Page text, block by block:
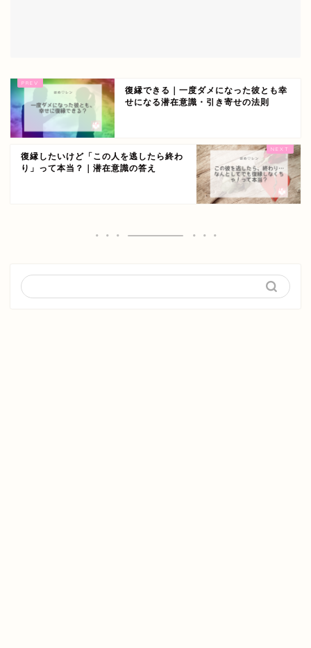
復縁できる｜一度ダメになった彼とも幸
せになる潜在意識・引き寄せの法則
復縁したいけど「この人を逃したら終わ
り」って本当？｜潜在意識の答え